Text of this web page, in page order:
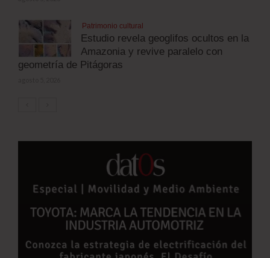
Patrimonio cultural
Estudio revela geoglifos ocultos en la
Amazonia y revive paralelo con
geometría de Pitágoras